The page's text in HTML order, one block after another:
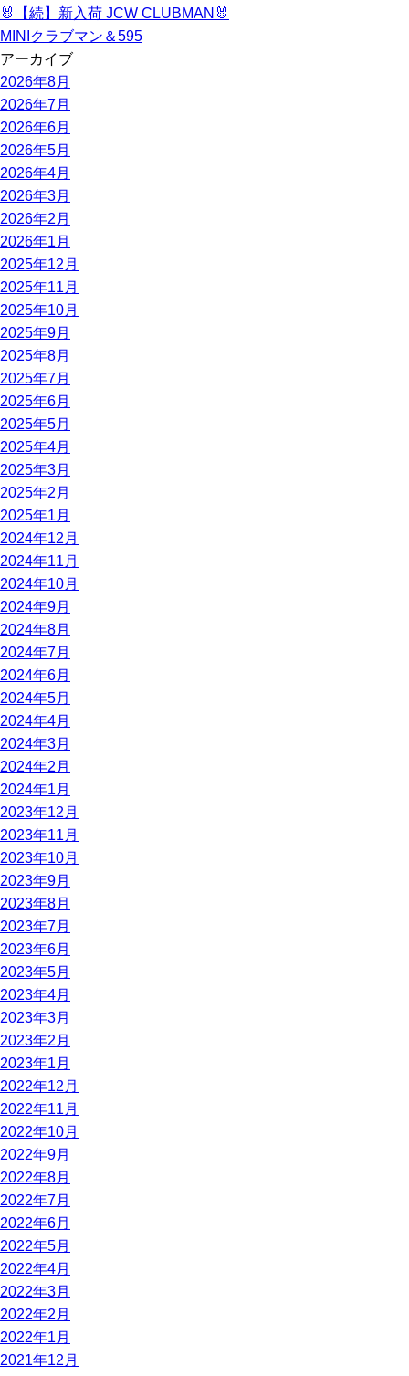
🐰【続】新入荷 JCW CLUBMAN🐰
MINIクラブマン＆595
アーカイブ
2026年8月
2026年7月
2026年6月
2026年5月
2026年4月
2026年3月
2026年2月
2026年1月
2025年12月
2025年11月
2025年10月
2025年9月
2025年8月
2025年7月
2025年6月
2025年5月
2025年4月
2025年3月
2025年2月
2025年1月
2024年12月
2024年11月
2024年10月
2024年9月
2024年8月
2024年7月
2024年6月
2024年5月
2024年4月
2024年3月
2024年2月
2024年1月
2023年12月
2023年11月
2023年10月
2023年9月
2023年8月
2023年7月
2023年6月
2023年5月
2023年4月
2023年3月
2023年2月
2023年1月
2022年12月
2022年11月
2022年10月
2022年9月
2022年8月
2022年7月
2022年6月
2022年5月
2022年4月
2022年3月
2022年2月
2022年1月
2021年12月